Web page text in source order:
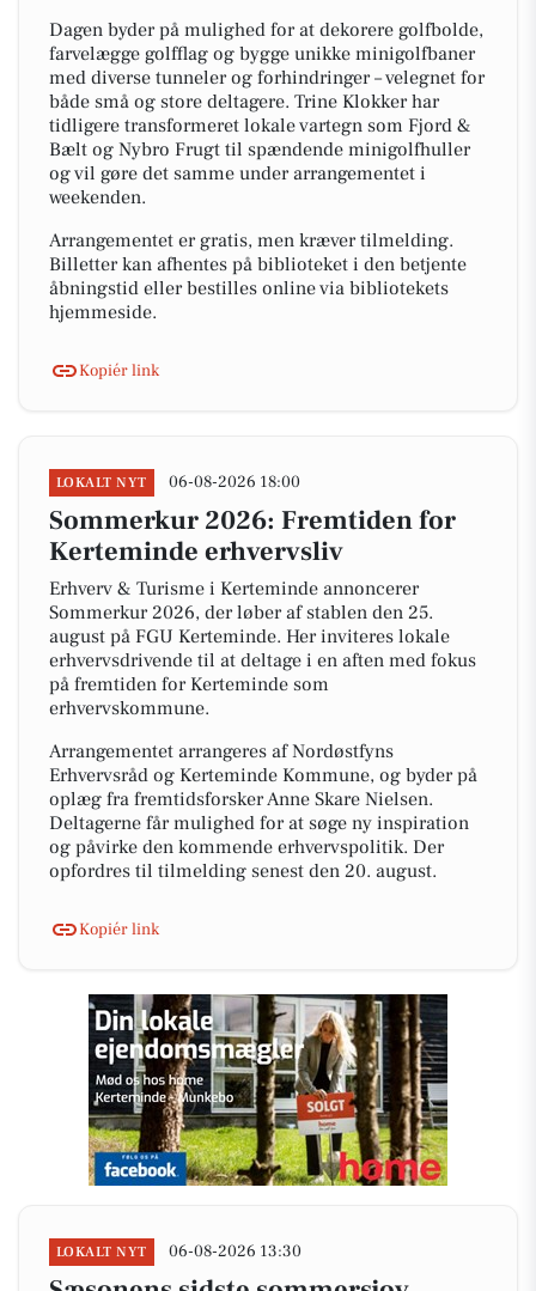
Dagen byder på mulighed for at dekorere golfbolde,
farvelægge golfflag og bygge unikke minigolfbaner
med diverse tunneler og forhindringer – velegnet for
både små og store deltagere. Trine Klokker har
tidligere transformeret lokale vartegn som Fjord &
Bælt og Nybro Frugt til spændende minigolfhuller
og vil gøre det samme under arrangementet i
weekenden.
Arrangementet er gratis, men kræver tilmelding.
Billetter kan afhentes på biblioteket i den betjente
åbningstid eller bestilles online via bibliotekets
hjemmeside.
Kopiér link
LOKALT NYT 06-08-2026 18:00
Sommerkur 2026: Fremtiden for
Kerteminde erhvervsliv
Erhverv & Turisme i Kerteminde annoncerer
Sommerkur 2026, der løber af stablen den 25.
august på FGU Kerteminde. Her inviteres lokale
erhvervsdrivende til at deltage i en aften med fokus
på fremtiden for Kerteminde som
erhvervskommune.
Arrangementet arrangeres af Nordøstfyns
Erhvervsråd og Kerteminde Kommune, og byder på
oplæg fra fremtidsforsker Anne Skare Nielsen.
Deltagerne får mulighed for at søge ny inspiration
og påvirke den kommende erhvervspolitik. Der
opfordres til tilmelding senest den 20. august.
Kopiér link
LOKALT NYT 06-08-2026 13:30